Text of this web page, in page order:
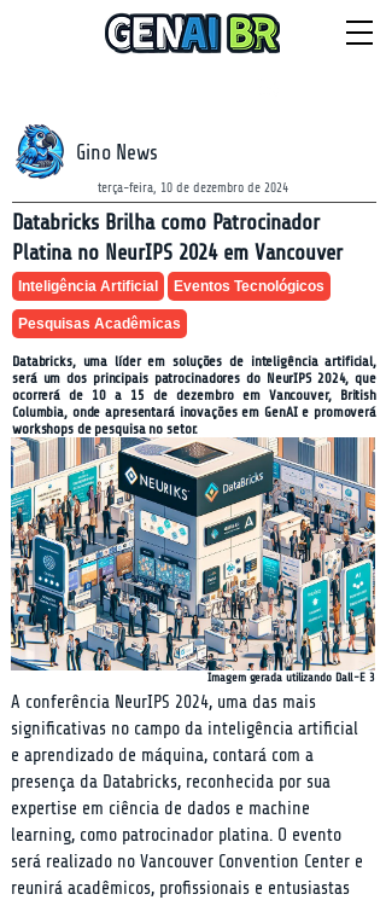
Gino News
terça-feira, 10 de dezembro de 2024
Databricks Brilha como Patrocinador
Platina no NeurIPS 2024 em Vancouver
Inteligência Artificial Eventos Tecnológicos
Pesquisas Acadêmicas
Databricks, uma líder em soluções de inteligência artificial,
será um dos principais patrocinadores do NeurIPS 2024, que
ocorrerá de 10 a 15 de dezembro em Vancouver, British
Columbia, onde apresentará inovações em GenAI e promoverá
workshops de pesquisa no setor.
Imagem gerada utilizando Dall-E 3
A conferência NeurIPS 2024, uma das mais
significativas no campo da inteligência artificial
e aprendizado de máquina, contará com a
presença da Databricks, reconhecida por sua
expertise em ciência de dados e machine
learning, como patrocinador platina. O evento
será realizado no Vancouver Convention Center e
reunirá acadêmicos, profissionais e entusiastas